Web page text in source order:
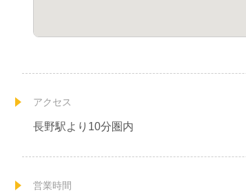
アクセス
長野駅より10分圏内
営業時間